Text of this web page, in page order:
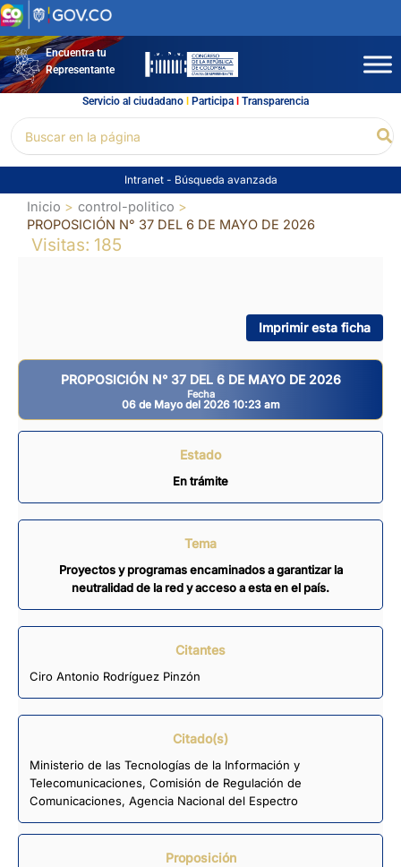
Ir
al
contenidoEncuentra tu
Representante
Servicio al ciudadano l Participal Transparencia
por:
Intranet - Búsqueda avanzada
Inicio
control-politico
PROPOSICIÓN N° 37 DEL 6 DE MAYO DE 2026
Visitas: 185
Imprimir esta ficha
PROPOSICIÓN N° 37 DEL 6 DE MAYO DE 2026
Fecha
06 de Mayo del 2026 10:23 am
Estado
En trámite
Tema
Proyectos y programas encaminados a garantizar la
neutralidad de la red y acceso a esta en el país.
Citantes
Ciro Antonio Rodríguez Pinzón
Citado(s)
Ministerio de las Tecnologías de la Información y
Telecomunicaciones, Comisión de Regulación de
Comunicaciones, Agencia Nacional del Espectro
Proposición